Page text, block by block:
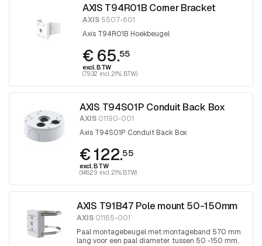
AXIS T94R01B Corner Bracket
AXIS5507-601
Axis T94R01B Hoekbeugel
€ 65.55
excl. BTW
(79.32 incl. 21% BTW)
AXIS T94S01P Conduit Back Box
AXIS 01190-001
Axis T94S01P Conduit Back Box
€ 122.55
excl. BTW
(148.29 incl. 21% BTW)
AXIS T91B47 Pole mount 50-150mm
AXIS 01165-001
Paal montagebeugel met montageband 570 mm
lang voor een paal diameter tussen 50 -150 mm,